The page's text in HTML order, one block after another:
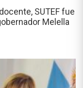
SUTEF fue
Melella